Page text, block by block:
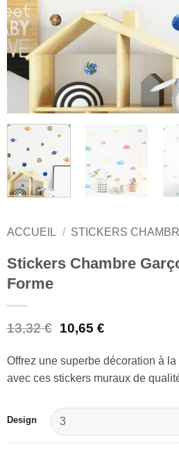
ACCUEIL / STICKERS
Stickers Chambre
Forme
13,32€ Le
était :
13,32 €.
10,65 €Le
actuel
est :
10,65 €.
Offrez une superbe décoration à
avec ces stickers muraux de
Design